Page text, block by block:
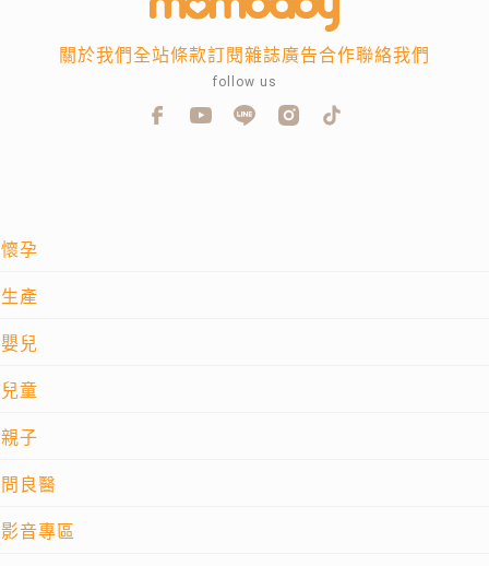
懷孕
生產
嬰兒
兒童
親子
問良醫
影音專區
關於我們全站條款訂閱雜誌廣告合作聯絡我們
follow us